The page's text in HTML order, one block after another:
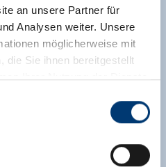
an unsere Partner für
Analysen weiter. Unsere
möglicherweise mit
die Sie ihnen bereitgestellt
Ihrer Nutzung der Dienste